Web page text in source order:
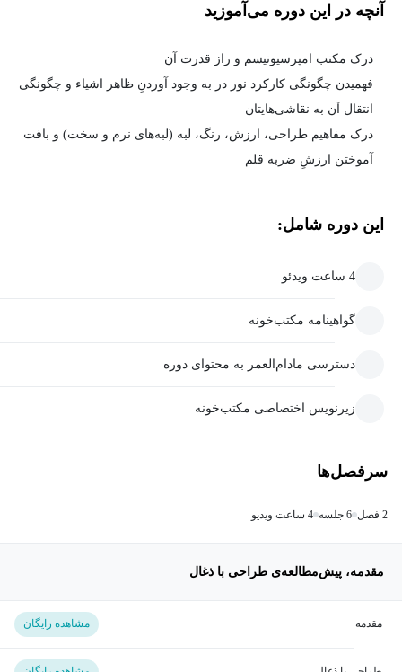
آنچه در این دوره می‌آموزید
درک مکتب امپرسیونیسم و راز قدرت آن
فهمیدن چگونگی کارکرد نور در به وجود آوردنِ ظاهر اشیاء و چگونگی
انتقال آن به نقاشی‌هایتان
درک مفاهیم طراحی، ارزش، رنگ، لبه (لبه‌های نرم و سخت) و بافت
آموختن ارزشِ ضربه قلم
این دوره شامل:
4 ساعت ویدئو
گواهینامه مکتب‌خونه
دسترسی مادام‌العمر به محتوای دوره
زیرنویس اختصاصی مکتب‌خونه
سرفصل‌ها
2 فصل 6 جلسه 4 ساعت ویدیو
مقدمه، پیش‌مطالعه‌ی طراحی با ذغال
مقدمه مشاهده رایگان